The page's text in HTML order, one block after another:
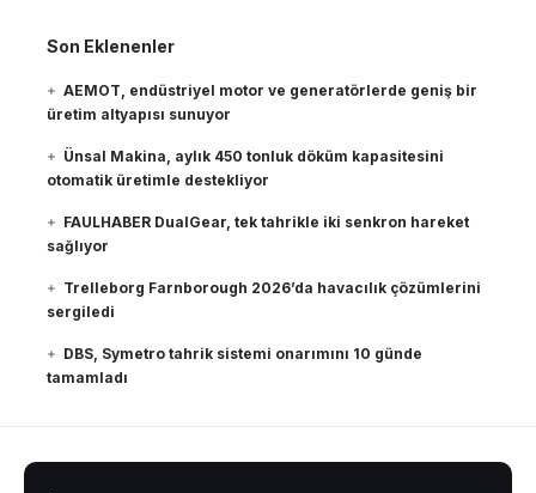
Son Eklenenler
AEMOT, endüstriyel motor ve generatörlerde geniş bir
üretim altyapısı sunuyor
Ünsal Makina, aylık 450 tonluk döküm kapasitesini
otomatik üretimle destekliyor
FAULHABER DualGear, tek tahrikle iki senkron hareket
sağlıyor
Trelleborg Farnborough 2026’da havacılık çözümlerini
sergiledi
DBS, Symetro tahrik sistemi onarımını 10 günde
tamamladı